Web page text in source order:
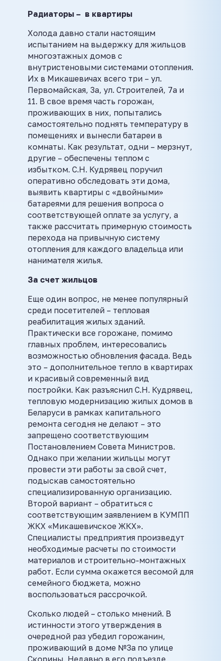
Радиаторы – в квартиры
Холода давно стали настоящим
испытанием на выдержку для жильцов
многоэтажных домов с
внутристеновыми системами отопления.
Их в Микашевичах всего три – ул.
Первомайская, 3а, ул. Строителей, 7а и
11. В свое время часть горожан,
проживающих в них, попытались
самостоятельно поднять температуру в
помещениях и вынесли батареи в
комнаты. Как результат, одни – мерзнут,
другие – обеспечены теплом с
избытком. С.Н. Кудрявец поручил
оперативно обследовать эти дома,
выявить квартиры с «двойными»
батареями для решения вопроса о
соответствующей оплате за услугу, а
также рассчитать примерную стоимость
перехода на привычную систему
отопления для каждого владельца или
нанимателя жилья.
За счет жильцов
Еще один вопрос, не менее популярный
среди посетителей – тепловая
реабилитация жилых зданий.
Практически все горожане, помимо
главных проблем, интересовались
возможностью обновления фасада. Ведь
это – дополнительное тепло в квартирах
и красивый современный вид
постройки. Как разъяснил С.Н. Кудрявец,
тепловую модернизацию жилых домов в
Беларуси в рамках капитального
ремонта сегодня не делают – это
запрещено соответствующим
Постановлением Совета Министров.
Однако при желании жильцы могут
провести эти работы за свой счет,
подыскав самостоятельно
специализированную организацию.
Второй вариант – обратиться с
соответствующим заявлением в КУМПП
ЖКХ «Микашевичское ЖКХ».
Специалисты предприятия произведут
необходимые расчеты по стоимости
материалов и строительно-монтажных
работ. Если сумма окажется весомой для
семейного бюджета, можно
воспользоваться рассрочкой.
Сколько людей – столько мнений. В
истинности этого утверждения в
очередной раз убедил горожанин,
проживающий в доме №3а по улице